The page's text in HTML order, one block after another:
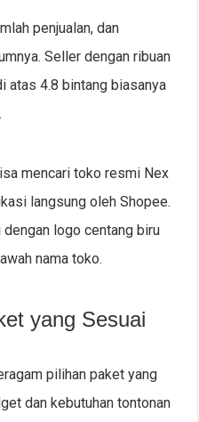
penjualan, dan
Seller dengan ribuan
atas 4.8 bintang biasanya
mencari toko resmi Nex
langsung oleh Shopee.
logo centang biru
nama toko.
yang Sesuai
pilihan paket yang
dan kebutuhan tontonan